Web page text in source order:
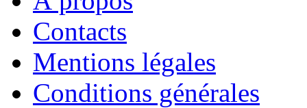
Contacts
Mentions légales
Conditions générales